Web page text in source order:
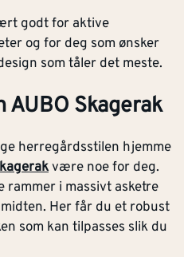
godt for aktive
og for deg som ønsker
som tåler det meste.
Skagerak
herregårdsstilen hjemme
være noe for deg.
rammer i massivt asketre
Her får du et robust
som kan tilpasses slik du